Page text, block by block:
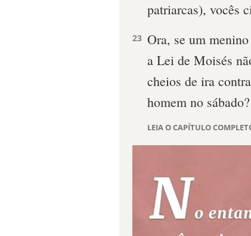
patriarcas), vocês
23 Ora, se um
a Lei de Moisés
cheios de ira
homem no sábado?
LEIA O CAPÍTULO